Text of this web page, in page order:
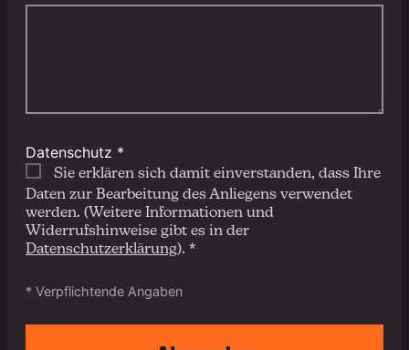
Datenschutz *
Sie erklären sich damit einverstanden, dass Ihre
Daten zur Bearbeitung des Anliegens verwendet
werden. (Weitere Informationen und
Widerrufshinweise gibt es in der
Datenschutzerklärung). *
* Verpflichtende Angaben